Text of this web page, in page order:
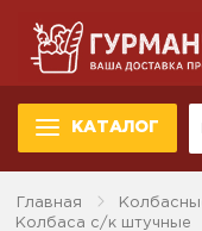
КАТАЛОГ
Главная
Колбаса с/к штучные